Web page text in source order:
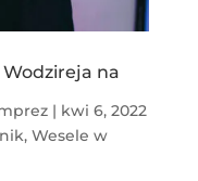
na
| kwi 6, 2022
, Wesele w